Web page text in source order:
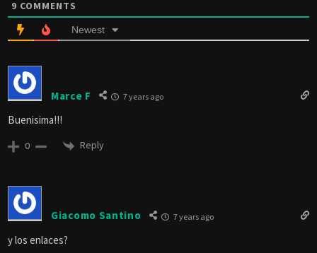
9 COMMENTS
Newest
Marce F 7 years ago
Buenisima!!!
0 Reply
Giacomo Santino 7 years ago
y los enlaces?